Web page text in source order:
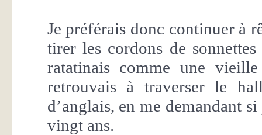
Je préférais donc continuer à
tirer les cordons de
ratatinais comme une
retrouvais à traverser le
d’anglais, en me demandant
vingt ans.